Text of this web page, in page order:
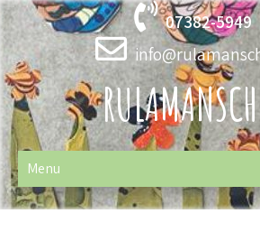
Skip
to
content
07382-5949
Menu